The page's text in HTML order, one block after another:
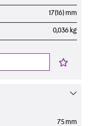
17(16) mm
0,036 kg
75 mm